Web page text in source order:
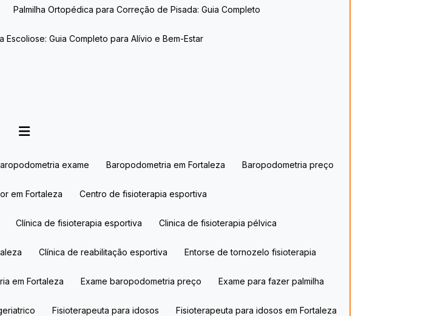
Palmilha Ortopédica para Correção de Pisada: Guia Completo
Escoliose: Guia Completo para Alívio e Bem-Estar
Baropodometria exame​ Baropodometria em Fortaleza Baropodometria preço
em Fortaleza Centro de fisioterapia esportiva
Clínica de fisioterapia esportiva Clinica de fisioterapia pélvica
Clínica de reabilitação esportiva Entorse de tornozelo fisioterapia
em Fortaleza Exame baropodometria preço Exame para fazer palmilha
Fisioterapeuta para idosos​ Fisioterapeuta para idosos​ em Fortaleza